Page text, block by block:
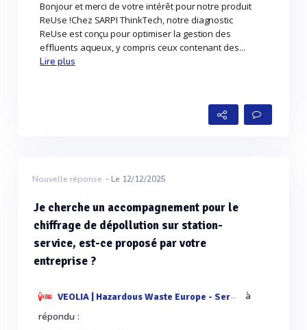
Bonjour et merci de votre intérêt pour notre produit
ReUse !Chez SARPI ThinkTech, notre diagnostic
ReUse est conçu pour optimiser la gestion des
effluents aqueux, y compris ceux contenant des...
Lire plus
Nouvelle réponse - Le 12/12/2025
Je cherche un accompagnement pour le
chiffrage de dépollution sur station-
service, est-ce proposé par votre
entreprise ?
VEOLIA | Hazardous Waste Europe - Services & Techn
à
répondu :